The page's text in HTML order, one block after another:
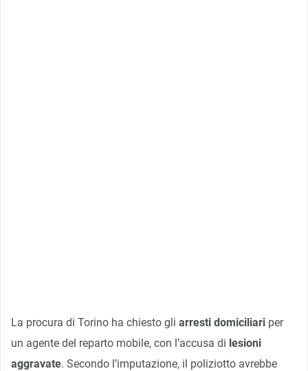
La procura di Torino ha chiesto gli arresti domiciliari per
un agente del reparto mobile, con l’accusa di lesioni
aggravate. Secondo l’imputazione, il poliziotto avrebbe